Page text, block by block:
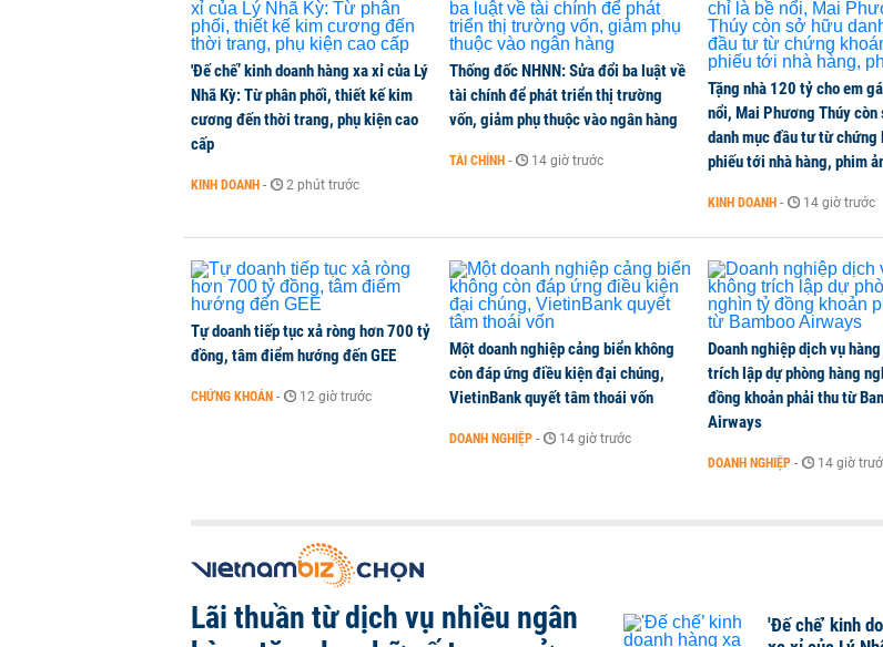
'Đế chế’ kinh doanh hàng xa xỉ của Lý
Nhã Kỳ: Từ phân phối, thiết kế kim
cương đến thời trang, phụ kiện cao
cấp
KINH DOANH - 2 phút trước
Thống đốc NHNN: Sửa đổi ba luật về
tài chính để phát triển thị trường
vốn, giảm phụ thuộc vào ngân hàng
TÀI CHÍNH - 14 giờ trước
Tặng nhà 120 tỷ cho em
nổi, Mai Phương Thúy còn
danh mục đầu tư từ chứng
phiếu tới nhà hàng, phim
KINH DOANH - 14 giờ trước
Tự doanh tiếp tục xả ròng hơn 700 tỷ
đồng, tâm điểm hướng đến GEE
CHỨNG KHOÁN - 12 giờ trước
Một doanh nghiệp cảng biển không
còn đáp ứng điều kiện đại chúng,
VietinBank quyết tâm thoái vốn
DOANH NGHIỆP - 14 giờ trước
Doanh nghiệp dịch vụ
trích lập dự phòng hàng
đồng khoản phải thu từ
Airways
DOANH NGHIỆP - 14 giờ
Lãi thuần từ dịch vụ nhiều ngân
'Đế chế’ kinh